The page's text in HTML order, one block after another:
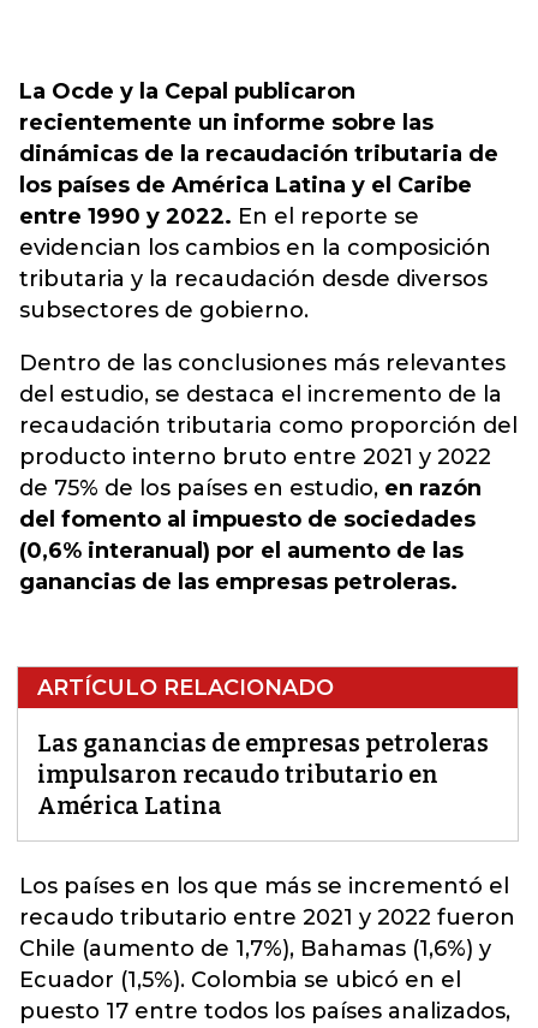
La Ocde y la Cepal publicaron
recientemente un informe sobre las
dinámicas de la recaudación tributaria de
los países de América Latina y el Caribe
entre 1990 y 2022. En el reporte se
evidencian los cambios en la composición
tributaria y la recaudación desde diversos
subsectores de gobierno.
Dentro de las conclusiones más relevantes
del estudio, se destaca el incremento de la
recaudación tributaria como proporción del
producto interno bruto entre 2021 y 2022
de 75% de los países en estudio, en razón
del fomento al impuesto de sociedades
(0,6% interanual) por el aumento de las
ganancias de las empresas petroleras.
ARTÍCULO RELACIONADO
Las ganancias de empresas petroleras
impulsaron recaudo tributario en
América Latina
Los países en los que más se incrementó el
recaudo tributario entre 2021 y 2022 fueron
Chile (aumento de 1,7%), Bahamas (1,6%) y
Ecuador (1,5%). Colombia se ubicó en el
puesto 17 entre todos los países analizados,